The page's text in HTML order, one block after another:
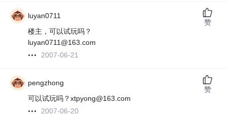
luyan0711
楼主，可以试玩吗？
luyan0711@163.com
2007-06-21
赞
pengzhong
可以试玩吗？xtpyong@163.com
2007-06-20
赞